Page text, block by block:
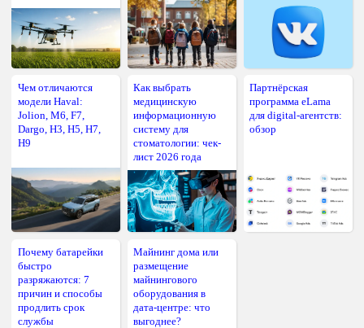
Чем отличаются
модели Haval:
Jolion, M6, F7,
Dargo, H3, H5, H7,
H9
Как выбрать
медицинскую
информационную
систему для
стоматологии: чек-
лист 2026 года
Партнёрская
программа eLama
для digital-агентств:
обзор
Почему батарейки
быстро
разряжаются: 7
причин и способы
продлить срок
службы
Майнинг дома или
размещение
майнингового
оборудования в
дата-центре: что
выгоднее?